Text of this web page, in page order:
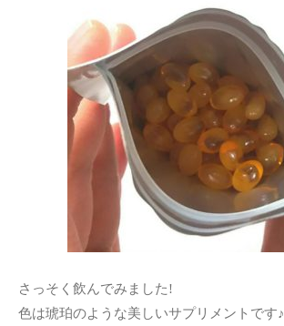
さっそく飲んでみました!
色は琥珀のような美しいサプリメントです♪